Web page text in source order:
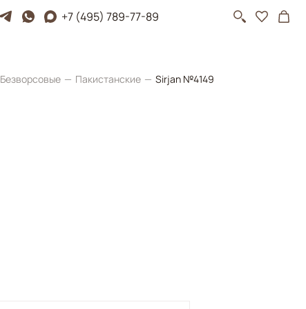
+7 (495) 789-77-89
Безворсовые Пакистанские Sirjan №4149